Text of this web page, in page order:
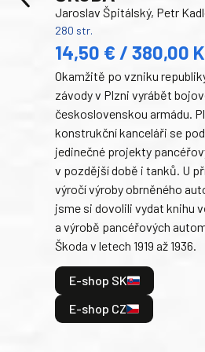
Jaroslav Špitálský, Petr
280 str.
14,50 € / 380,00
Okamžitě po vzniku
závody v Plzni vyrábět
československou armádu.
konstrukční kanceláři se
jedinečné projekty
v pozdější době i tanků. U
výročí výroby obrněného
jsme si dovolili vydat knihu
a výrobě pancéřových
Škoda v letech 1919 až 1936.
E-shop SK
E-shop CZ